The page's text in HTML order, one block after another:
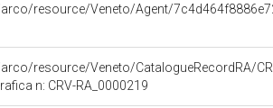
resource/Veneto/Agent/
resource/Veneto/CatalogueRecordRA/
n: CRV-RA_0000219